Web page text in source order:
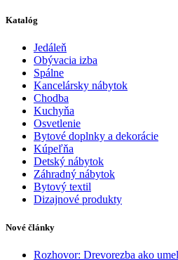
Katalóg
Jedáleň
Obývacia izba
Spálne
Kancelársky nábytok
Chodba
Kuchyňa
Osvetlenie
Bytové doplnky a dekorácie
Kúpeľňa
Detský nábytok
Záhradný nábytok
Bytový textil
Dizajnové produkty
Nové články
Rozhovor: Drevorezba ako